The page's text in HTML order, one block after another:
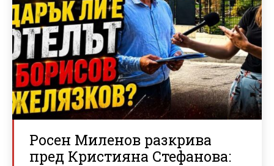
Росен Миленов разкрива
пред Кристияна Стефанова: